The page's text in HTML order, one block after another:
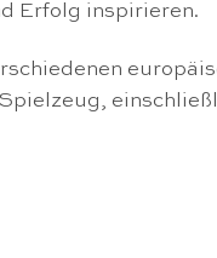
Erfolg inspirieren.